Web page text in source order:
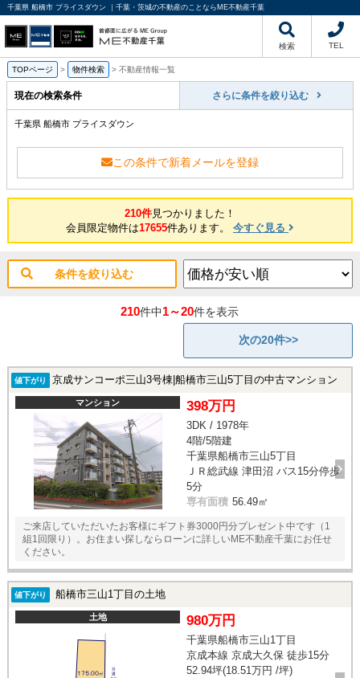
千葉県 船橋市 プライスダウン ｜千葉・茨城の不動産のことならME不動産千葉
検索 TEL
TOPページ > 物件検索 > 不動産情報一覧
現在の検索条件 さらに条件を絞り込む
千葉県 船橋市 プライスダウン
この条件で新着メールを登録
210件見つかりました！
会員限定物件は17655件あります。 今すぐ見る
条件を絞り込む
210件中1～20件を表示
次の20件>>
値下がり 京成サンコーポ三山3号棟|船橋市三山5丁目の中古マンション
マンション 398万円
3DK / 1978年
4階/5階建
千葉県船橋市三山5丁目
ＪＲ総武線 津田沼 バス15分停歩
5分
専有面積 56.49㎡
ご来店していただいたお客様にギフト券3000円分プレゼント中です（1
組1回限り）。お住まい探しならローンに詳しいME不動産千葉にお任せ
ください。
値下がり 船橋市三山1丁目の土地
土地 980万円
千葉県船橋市三山1丁目
京成本線 京成大久保 徒歩15分
52.94坪(18.51万円 /坪)